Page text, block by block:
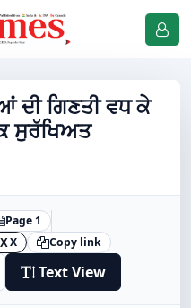
ਦੀ ਗਿਣਤੀ ਵਧ ਕੇ
ਸੁਰੱਖਿਅਤ
Page 1
X X Copy link
Text View